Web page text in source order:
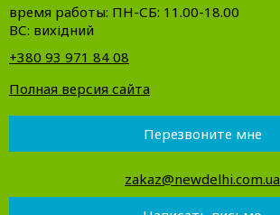
время работы: ПН-СБ: 11.00-18.00
ВС: вихідний
+380 93 971 84 08
Полная версия сайта
Перезвоните мне
zakaz@newdelhi.com.ua